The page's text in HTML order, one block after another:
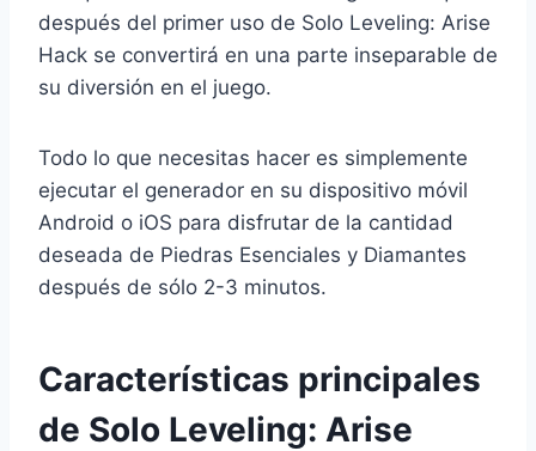
después del primer uso de Solo Leveling: Arise
Hack se convertirá en una parte inseparable de
su diversión en el juego.
Todo lo que necesitas hacer es simplemente
ejecutar el generador en su dispositivo móvil
Android o iOS para disfrutar de la cantidad
deseada de Piedras Esenciales y Diamantes
después de sólo 2-3 minutos.
Características principales
de Solo Leveling: Arise